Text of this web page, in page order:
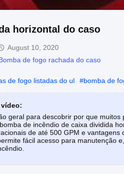
horizontal do caso
August 10, 2020
de fogo rachada do caso
de fogo listadas do ul #bomba de
geral para descobrir por que
de incêndio de caixa dividida
de até 500 GPM e
fácil acesso para manutenção